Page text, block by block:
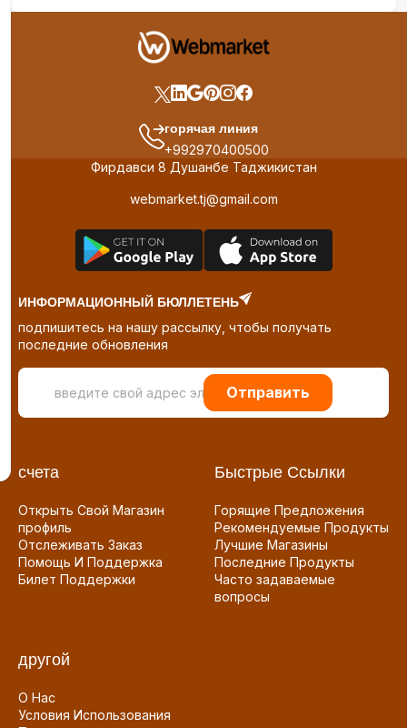
горячая линия
+992970400500
Фирдавси 8 Душанбе Таджикистан
webmarket.tj@gmail.com
ИНФОРМАЦИОННЫЙ БЮЛЛЕТЕНЬ
подпишитесь на нашу рассылку, чтобы получать
последние обновления
Отправить
счета
Открыть Свой Магазин
профиль
Отслеживать Заказ
Помощь И Поддержка
Билет Поддержки
Быстрые Ссылки
Горящие Предложения
Рекомендуемые Продукты
Лучшие Магазины
Последние Продукты
Часто задаваемые
вопросы
другой
О Нас
Условия Использования